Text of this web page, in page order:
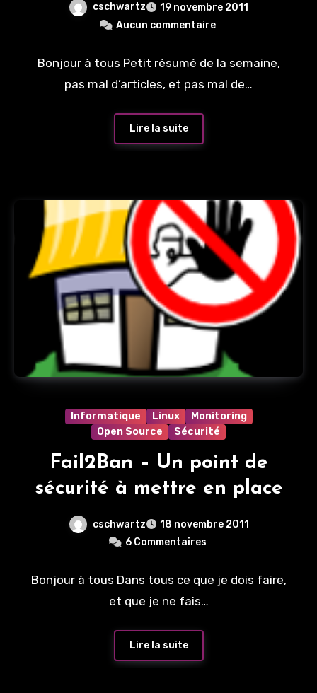
cschwartz
19 novembre 2011
Aucun commentaire
Bonjour à tous Petit résumé de la semaine,
pas mal d’articles, et pas mal de…
Lire la suite
Informatique Linux
Monitoring
Open Source
Sécurité
Fail2Ban – Un point de
sécurité à mettre en place
cschwartz
18 novembre 2011
6 Commentaires
Bonjour à tous Dans tous ce que je dois faire,
et que je ne fais…
Lire la suite